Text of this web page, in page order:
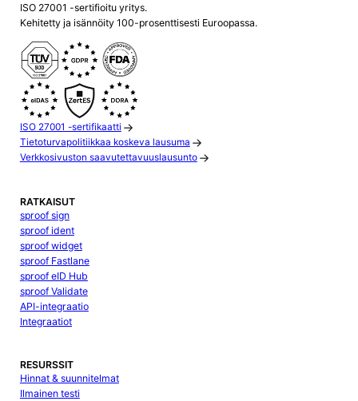
ISO 27001 -sertifioitu yritys.
Kehitetty ja isännöity 100-prosenttisesti Euroopassa.
ISO 27001 -sertifikaatti
Tietoturvapolitiikkaa koskeva lausuma
Verkkosivuston saavutettavuuslausunto
RATKAISUT
sproof sign
sproof ident
sproof widget
sproof Fastlane
sproof eID Hub
sproof Validate
API-integraatio
Integraatiot
RESURSSIT
Hinnat & suunnitelmat
Ilmainen testi